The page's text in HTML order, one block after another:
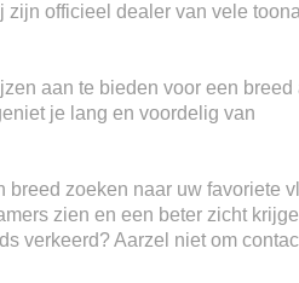
officieel dealer van vele
aan te bieden voor een breed
je lang en voordelig van
zoeken naar uw favoriete
zien en een beter zicht
verkeerd? Aarzel niet om